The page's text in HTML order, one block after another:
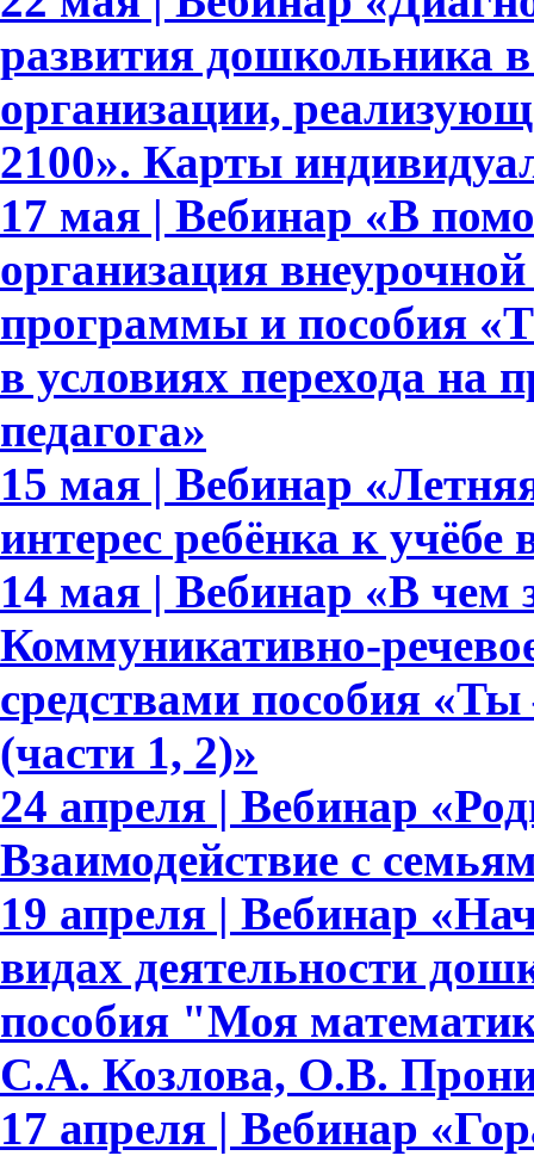
развития дошкольника
организации,
2100». Карты
17 мая | Вебинар «В
организация
программы и пособия
в условиях перехода на
педагога»
15 мая | Вебинар
интерес ребёнка к
14 мая | Вебинар «В чем
Коммуникативно-
средствами пособия
(части 1, 2)»
24 апреля | Вебинар
Взаимодействие с
19 апреля | Вебинар
видах деятельности
пособия "Моя
С.А. Козлова, О.В.
17 апреля | Вебинар